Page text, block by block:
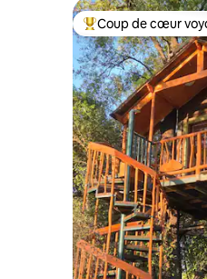
Coups de cœur
Coup de cœur